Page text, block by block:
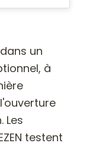
un
à
Les
testent